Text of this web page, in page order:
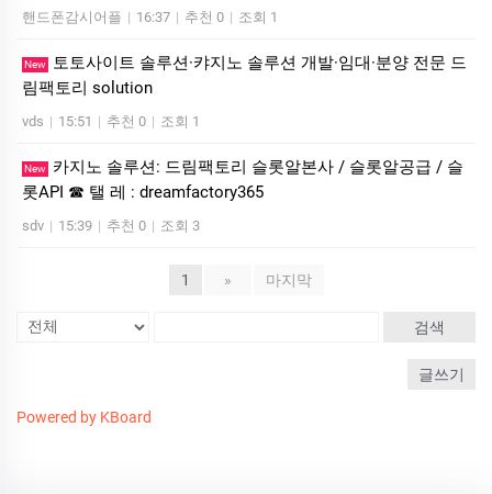
핸드폰감시어플 | 16:37 | 추천 0 | 조회 1
New
토­토사이트 솔루션·캬지노 솔루션 개발·임대·분양 전문 드
림팩토리 solution
vds | 15:51 | 추천 0 | 조회 1
New
카지노 솔루션: 드림팩토리 슬롯알본사 / 슬롯알공급 / 슬
롯API ☎ 탤 레 : dreamfactory365
sdv | 15:39 | 추천 0 | 조회 3
1 » 마지막
검색
글쓰기
Powered by KBoard